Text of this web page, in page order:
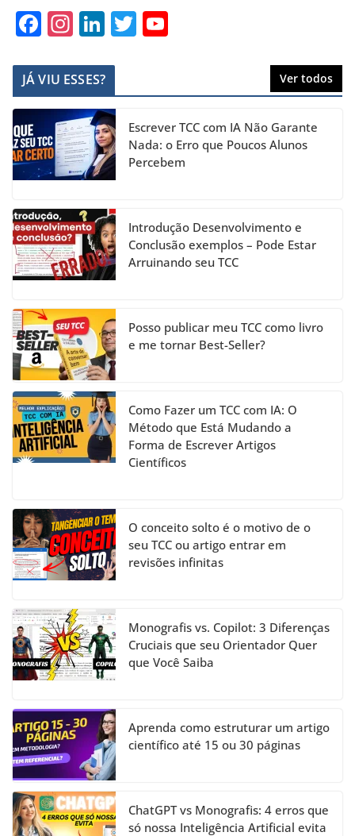
F
c
e
b
o
o
k
In
a
gr
a
m
Li
k
e
dI
n
T
er T
u
b
e
h
a
n
el
JÁ VIU ESSES? Ver todos
Escrever TCC com IA Não Garante
Nada: o Erro que Poucos Alunos
Percebem
Introdução Desenvolvimento e
Conclusão exemplos – Pode Estar
Arruinando seu TCC
Posso publicar meu TCC como livro
e me tornar Best-Seller?
Como Fazer um TCC com IA: O
Método que Está Mudando a
Forma de Escrever Artigos
Científicos
O conceito solto é o motivo de o
seu TCC ou artigo entrar em
revisões infinitas
Monografis vs. Copilot: 3 Diferenças
Cruciais que seu Orientador Quer
que Você Saiba
Aprenda como estruturar um artigo
científico até 15 ou 30 páginas
ChatGPT vs Monografis: 4 erros que
só nossa Inteligência Artificial evita